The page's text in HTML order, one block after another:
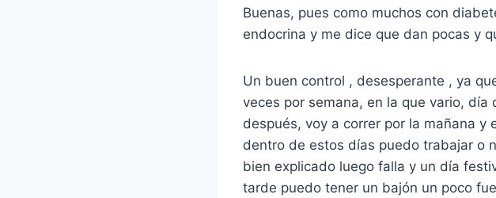
Buenas, pues como muchos con
endocrina y me dice que dan pocas y
Un buen control , desesperante , ya
veces por semana, en la que vario,
después, voy a correr por la mañana
dentro de estos días puedo trabajar o
bien explicado luego falla y un día
tarde puedo tener un bajón un poco